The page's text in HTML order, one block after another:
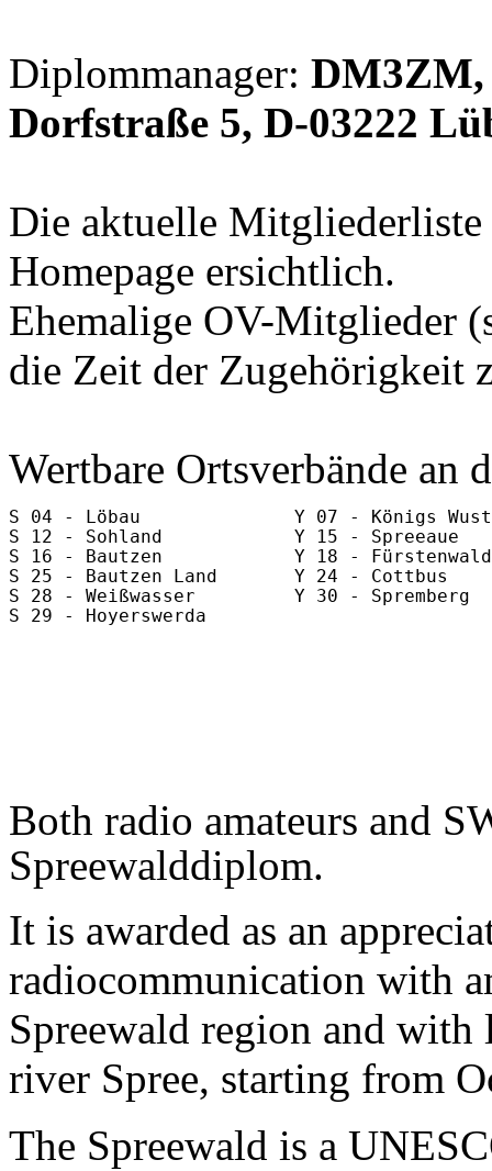
Diplommanager: DM3ZM,
Dorfstraße 5, D-03222
Die aktuelle
Homepage ersichtlich.
Ehemalige OV-Mitglieder
die Zeit der Zugehörigkeit
Wertbare Ortsverbände an
S 04 - Löbau              Y 07 - Königs
S 12 - Sohland            Y 15 -
S 16 - Bautzen            Y 18 -
S 25 - Bautzen Land       Y 24 -
S 28 - Weißwasser         Y 30 -
S 29 - Hoyerswerda
Both radio amateurs and
Spreewalddiplom.
It is awarded as an
radiocommunication with
Spreewald region and
river Spree, starting from
The Spreewald is a